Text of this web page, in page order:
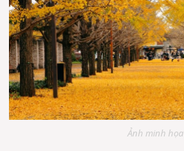
Ảnh minh họa